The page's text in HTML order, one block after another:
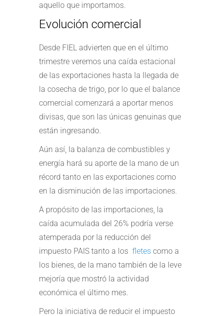
aquello que importamos.
Evolución comercial
Desde FIEL advierten que en el último
trimestre veremos una caída estacional
de las exportaciones hasta la llegada de
la cosecha de trigo, por lo que el balance
comercial comenzará a aportar menos
divisas, que son las únicas genuinas que
están ingresando.
Aún así, la balanza de combustibles y
energía hará su aporte de la mano de un
récord tanto en las exportaciones como
en la disminución de las importaciones.
A propósito de las importaciones, la
caída acumulada del 26% podría verse
atemperada por la reducción del
impuesto PAIS tanto a los fletes como a
los bienes, de la mano también de la leve
mejoría que mostró la actividad
económica el último mes.
Pero la iniciativa de reducir el impuesto